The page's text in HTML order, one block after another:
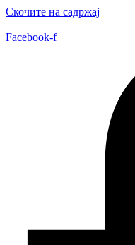
Скочите на садржај
Facebook-f